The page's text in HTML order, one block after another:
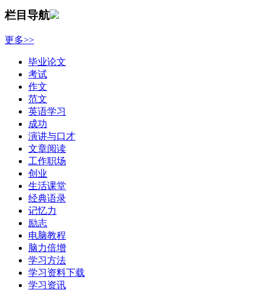
栏目导航
更多>>
毕业论文
考试
作文
范文
英语学习
成功
演讲与口才
文章阅读
工作职场
创业
生活课堂
经典语录
记忆力
励志
电脑教程
脑力倍增
学习方法
学习资料下载
学习资讯